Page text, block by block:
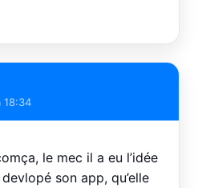
18:34
le mec il a eu l’idée
son app, qu’elle